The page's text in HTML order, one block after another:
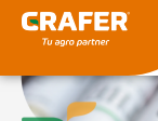
contenido